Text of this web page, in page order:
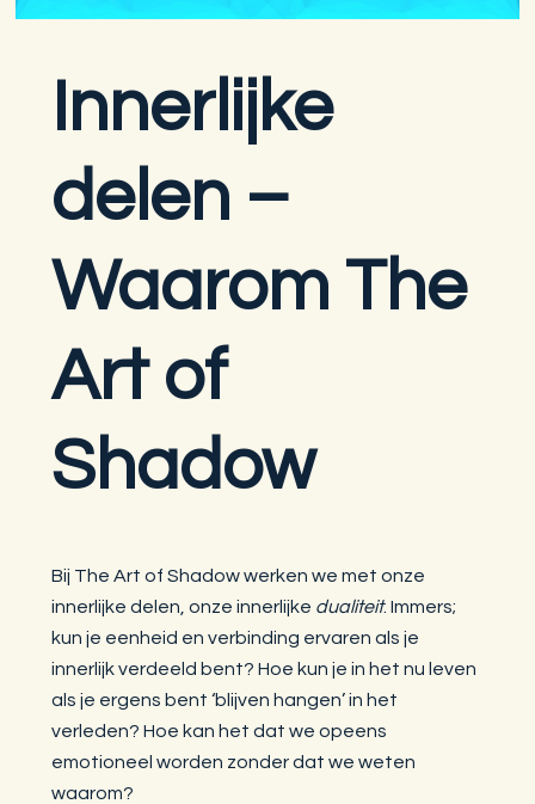
Innerlijke
delen –
Waarom The
Art of
Shadow
Bij The Art of Shadow werken we met onze
innerlijke delen, onze innerlijke dualiteit. Immers;
kun je eenheid en verbinding ervaren als je
innerlijk verdeeld bent? Hoe kun je in het nu leven
als je ergens bent ‘blijven hangen’ in het
verleden? Hoe kan het dat we opeens
emotioneel worden zonder dat we weten
waarom?